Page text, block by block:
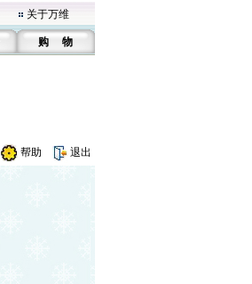
关于万维
购 物
帮助 退出